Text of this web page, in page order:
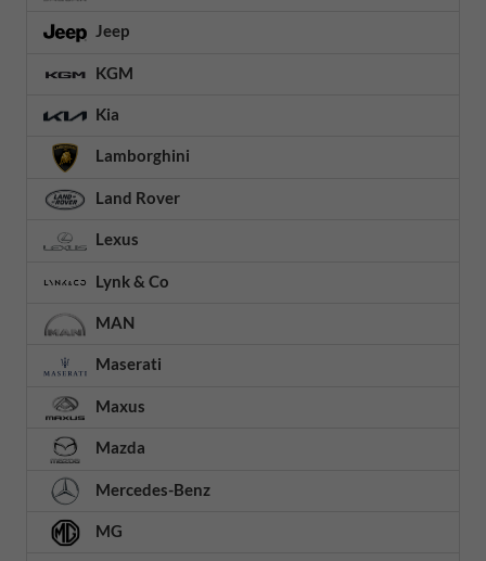
Jeep
KGM
Kia
Lamborghini
Land Rover
Lexus
Lynk & Co
MAN
Maserati
Maxus
Mazda
Mercedes-Benz
MG